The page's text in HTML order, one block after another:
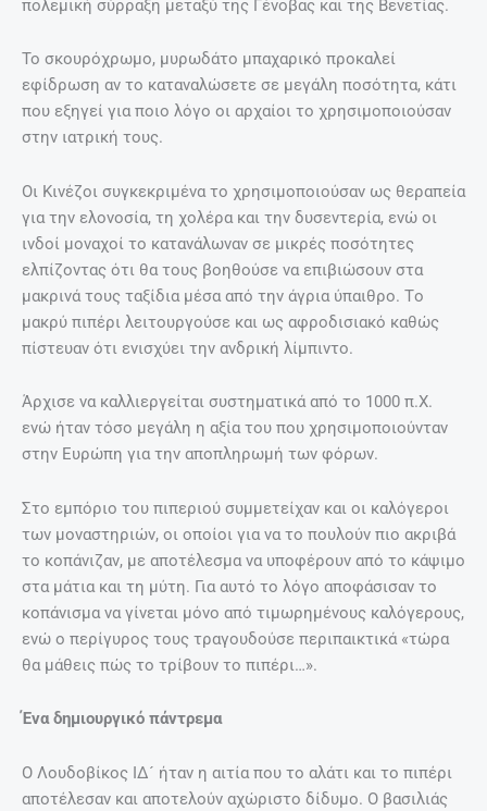
των μοναστηριών, οι οποίοι για να το πουλούν πιο ακριβά
το κοπάνιζαν, με αποτέλεσμα να υποφέρουν από το κάψιμο
στα μάτια και τη μύτη. Για αυτό το λόγο αποφάσισαν το
κοπάνισμα να γίνεται μόνο από τιμωρημένους καλόγερους,
θα μάθεις πώς το τρίβουν το πιπέρι…».
Ένα δημιουργικό πάντρεμα
Ο Λουδοβίκος ΙΔ´ ήταν η αιτία που το αλάτι και το πιπέρι
αποτέλεσαν και αποτελούν αχώριστο δίδυμο. Ο βασιλιάς
της Γαλλίας ήθελε τα γεύματά του να είναι ελάχιστα
Οι διατροφικές του επιλογές επηρέασαν ολόκληρη την
ιστορία της περίφημης γαλλικής κουζίνας και
έως σήμερα δύο από τα πολυτιμότερα συστατικά της
μαγειρικής τέχνης.
Κάθε φορά που μπαίνουμε στην κουζίνα για να
μαγειρέψουμε, ο μαγικός κόσμος των μικροσκοπικών
αυτών μπαχαρικών μας αποκαλύπτεται, ικανοποιώντας
σώμα και ψυχή.
newsbeast
PrevΠΡΟΗΓΟΎΜΕΝΟ
Ελληνικό φιλότιμο, η λέξη … λάτρεψε το BBC – Της έπλεξε το εγκώμιο αλλά δεν κατάφερε να τη μεταφράσει
ΕΠΌΜΕΝΟ
Ο τεμπέλης, άτυχος, γκρινιάρης και γκαφατζής ήρωας της Disney, Ντόναλτ Ντακ